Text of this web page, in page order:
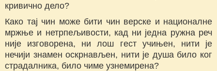
кривично дело?
Како тај чин може бити чин верске и националне
мржње и нетрпељивости, кад ни једна ружна реч
није изговорена, ни лош гест учињен, нити је
нечији знамен оскрнављен, нити је душа било ког
страдалника, било чиме узнемирена?